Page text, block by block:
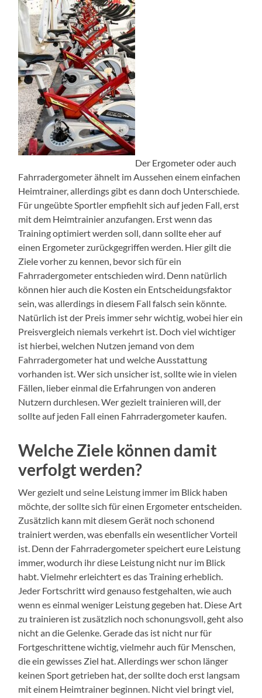
Der Ergometer oder auch
Fahrradergometer ähnelt im Aussehen einem einfachen
Heimtrainer, allerdings gibt es dann doch Unterschiede.
Für ungeübte Sportler empfiehlt sich auf jeden Fall, erst
mit dem Heimtrainier anzufangen. Erst wenn das
Training optimiert werden soll, dann sollte eher auf
einen Ergometer zurückgegriffen werden. Hier gilt die
Ziele vorher zu kennen, bevor sich für ein
Fahrradergometer entschieden wird. Denn natürlich
können hier auch die Kosten ein Entscheidungsfaktor
sein, was allerdings in diesem Fall falsch sein könnte.
Natürlich ist der Preis immer sehr wichtig, wobei hier ein
Preisvergleich niemals verkehrt ist. Doch viel wichtiger
ist hierbei, welchen Nutzen jemand von dem
Fahrradergometer hat und welche Ausstattung
vorhanden ist. Wer sich unsicher ist, sollte wie in vielen
Fällen, lieber einmal die Erfahrungen von anderen
Nutzern durchlesen. Wer gezielt trainieren will, der
sollte auf jeden Fall einen Fahrradergometer kaufen.
Welche Ziele können damit
verfolgt werden?
Wer gezielt und seine Leistung immer im Blick haben
möchte, der sollte sich für einen Ergometer entscheiden.
Zusätzlich kann mit diesem Gerät noch schonend
trainiert werden, was ebenfalls ein wesentlicher Vorteil
ist. Denn der Fahrradergometer speichert eure Leistung
immer, wodurch ihr diese Leistung nicht nur im Blick
habt. Vielmehr erleichtert es das Training erheblich.
Jeder Fortschritt wird genauso festgehalten, wie auch
wenn es einmal weniger Leistung gegeben hat. Diese Art
zu trainieren ist zusätzlich noch schonungsvoll, geht also
nicht an die Gelenke. Gerade das ist nicht nur für
Fortgeschrittene wichtig, vielmehr auch für Menschen,
die ein gewisses Ziel hat. Allerdings wer schon länger
keinen Sport getrieben hat, der sollte doch erst langsam
mit einem Heimtrainer beginnen. Nicht viel bringt viel,